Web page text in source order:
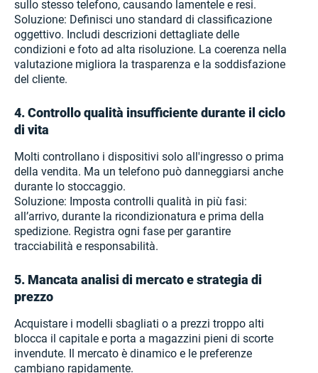
sullo stesso telefono, causando lamentele e resi.
Soluzione: Definisci uno standard di classificazione
oggettivo. Includi descrizioni dettagliate delle
condizioni e foto ad alta risoluzione. La coerenza nella
valutazione migliora la trasparenza e la soddisfazione
del cliente.
4. Controllo qualità insufficiente durante il ciclo
di vita
Molti controllano i dispositivi solo all'ingresso o prima
della vendita. Ma un telefono può danneggiarsi anche
durante lo stoccaggio.
Soluzione: Imposta controlli qualità in più fasi:
all’arrivo, durante la ricondizionatura e prima della
spedizione. Registra ogni fase per garantire
tracciabilità e responsabilità.
5. Mancata analisi di mercato e strategia di
prezzo
Acquistare i modelli sbagliati o a prezzi troppo alti
blocca il capitale e porta a magazzini pieni di scorte
invendute. Il mercato è dinamico e le preferenze
cambiano rapidamente.